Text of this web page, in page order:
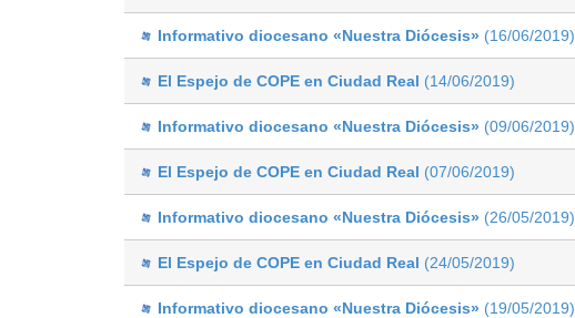
Informativo diocesano «Nuestra Diócesis» (16/06/2019)
El Espejo de COPE en Ciudad Real (14/06/2019)
Informativo diocesano «Nuestra Diócesis» (09/06/2019)
El Espejo de COPE en Ciudad Real (07/06/2019)
Informativo diocesano «Nuestra Diócesis» (26/05/2019)
El Espejo de COPE en Ciudad Real (24/05/2019)
Informativo diocesano «Nuestra Diócesis» (19/05/2019)